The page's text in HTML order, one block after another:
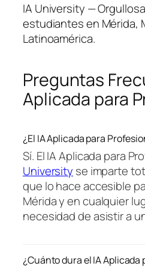
IA University —
estudiantes en Mérida,
Latinoamérica.
Preguntas
Aplicada para
¿El IA Aplicada para
Sí. El IA Aplicada para
University se imparte
que lo hace accesible
Mérida y en cualquier
necesidad de asistir a
¿Cuánto dura el IA Aplicada